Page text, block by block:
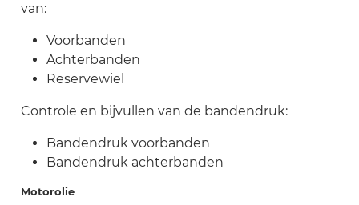
van:
Voorbanden
Achterbanden
Reservewiel
Controle en bijvullen van de bandendruk:
Bandendruk voorbanden
Bandendruk achterbanden
Motorolie